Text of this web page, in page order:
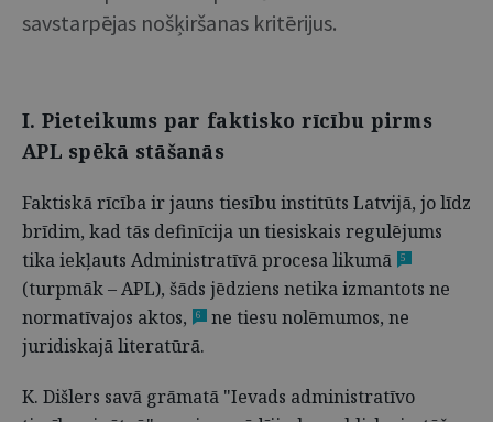
savstarpējas nošķiršanas kritērijus.
I. Pieteikums par faktisko rīcību pirms
APL spēkā stāšanās
Faktiskā rīcība ir jauns tiesību institūts Latvijā, jo līdz
brīdim, kad tās definīcija un tiesiskais regulējums
tika iekļauts Administratīvā procesa likumā
5
(turpmāk – APL), šāds jēdziens netika izmantots ne
normatīvajos aktos,
6
ne tiesu nolēmumos, ne
juridiskajā literatūrā.
K. Dišlers savā grāmatā "Ievads administratīvo